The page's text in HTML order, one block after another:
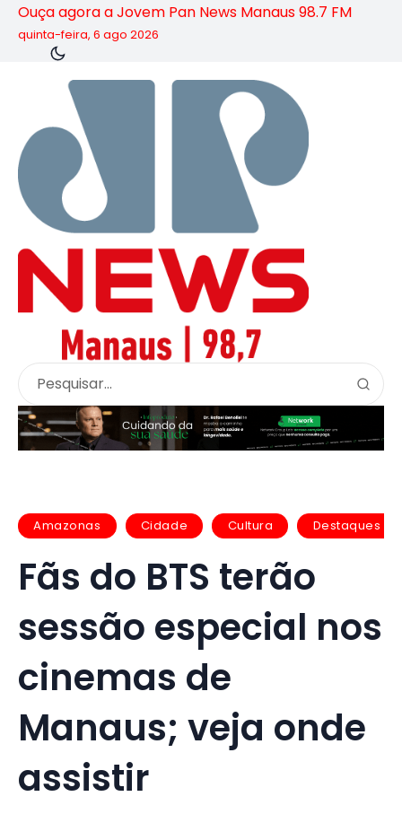
Ouça agora a Jovem Pan News Manaus 98.7 FM
quinta-feira, 6 ago 2026
Amazonas Cidade Cultura Destaques
Fãs do BTS terão
sessão especial nos
cinemas de
Manaus; veja onde
assistir